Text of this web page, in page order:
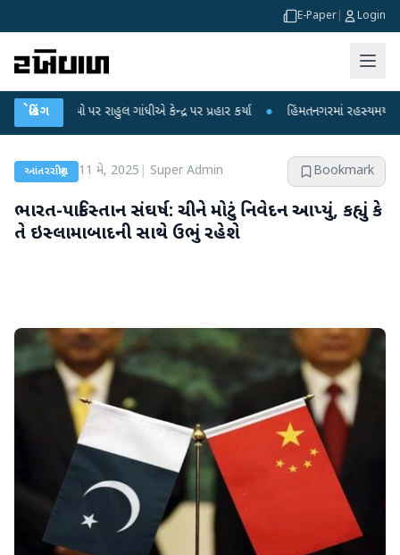
E-Paper Login
બ્રેકિંગ
પર રાહુલ ગાંધીએ કેન્દ્ર પર પ્રહાર કર્યા ● હિંમતનગરમાં રહસ્યમય વાયરસ કે
આંતરરાષ્ટ્રીય 11 મે, 2025 Super Admin Bookmark
ભારત-પાકિસ્તાન સંઘર્ષ: ચીને મોટું નિવેદન આપ્યું, કહ્યું કે
તે ઇસ્લામાબાદની સાથે ઉભું રહેશે